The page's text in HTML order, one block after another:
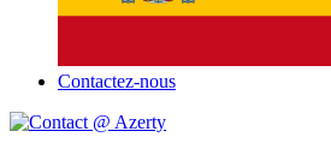
Contactez-nous